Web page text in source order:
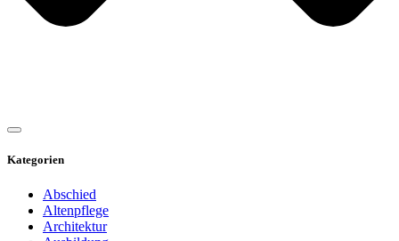
Kategorien
Abschied
Altenpflege
Architektur